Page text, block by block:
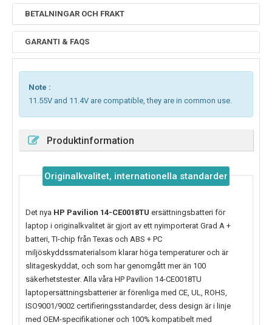
BETALNINGAR OCH FRAKT
GARANTI & FAQS
Note :
11.55V and 11.4V are compatible, they are in common use.
Produktinformation
Originalkvalitet, internationella standarder
Det nya HP Pavilion 14-CE0018TU ersättningsbatteri för
laptop i originalkvalitet är gjort av ett nyimporterat Grad A +
batteri, TI-chip från Texas och ABS + PC
miljöskyddssmaterialsom klarar höga temperaturer och är
slitageskyddat, och som har genomgått mer än 100
säkerhetstester. Alla våra HP Pavilion 14-CE0018TU
laptopersättningsbatterier är förenliga med CE, UL, ROHS,
ISO9001/9002 certifieringsstandarder, dess design är i linje
med OEM-specifikationer och 100% kompatibelt med